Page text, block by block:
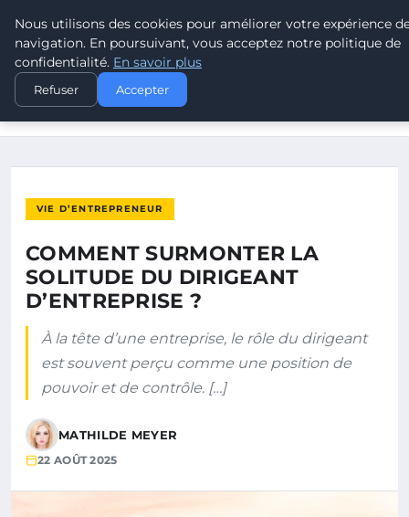
LEAD REVOLUTION
ACCUEIL
VIE D’ENTREPRENEUR
COMMENT SURMONTER LA SOLITUDE DU DIRIGEANT
VIE D’ENTREPRENEUR
COMMENT SURMONTER LA
SOLITUDE DU DIRIGEANT
D’ENTREPRISE ?
À la tête d’une entreprise, le rôle du dirigeant
est souvent perçu comme une position de
pouvoir et de contrôle. […]
MATHILDE MEYER
22 AOÛT 2025
Nous utilisons des cookies pour améliorer votre expérience
navigation. En poursuivant, vous acceptez notre politique de
confidentialité. En savoir plus
Refuser Accepter